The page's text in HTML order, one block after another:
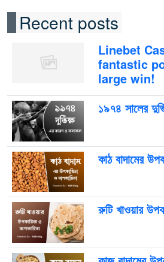
Recent posts
Linebet
fantastic
large win!
১৯৭৪ সালের
কাঠ বাদামের
রুটি খাওয়ার